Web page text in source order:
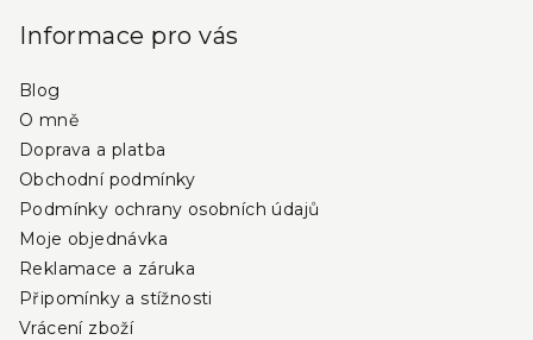
Informace pro vás
Blog
O mně
Doprava a platba
Obchodní podmínky
Podmínky ochrany osobních údajů
Moje objednávka
Reklamace a záruka
Připomínky a stížnosti
Vrácení zboží